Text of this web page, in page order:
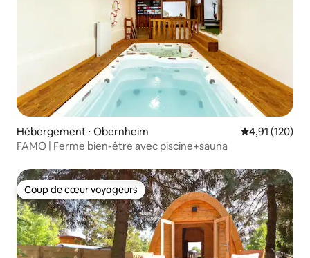
Hébergement ⋅ Obernheim Évaluation
4,91 (120)
FAMO | Ferme bien-être avec piscine+sauna
Coup de cœur voyageurs
Coup de cœur voyageurs